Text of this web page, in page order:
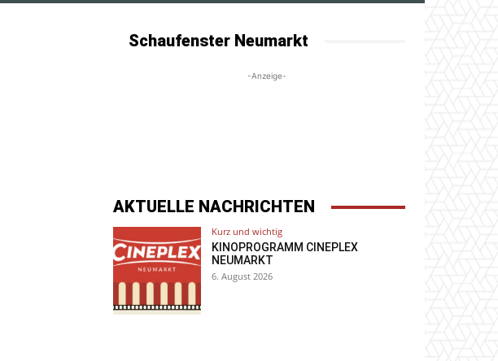
Schaufenster Neumarkt
-Anzeige-
AKTUELLE NACHRICHTEN
Kurz und wichtig
KINOPROGRAMM CINEPLEX
NEUMARKT
6. August 2026